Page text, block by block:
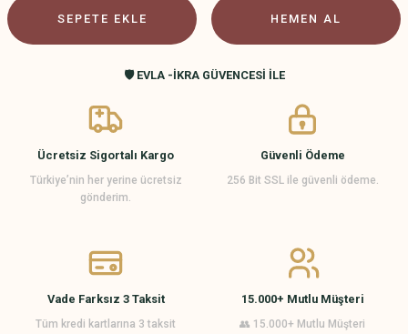
SEPETE EKLE HEMEN AL
🛡️ EVLA -İKRA GÜVENCESİ İLE
Ücretsiz Sigortalı Kargo
Türkiye’nin her yerine ücretsiz
gönderim.
Güvenli Ödeme
256 Bit SSL ile güvenli ödeme.
Vade Farksız 3 Taksit
Tüm kredi kartlarına 3 taksit
15.000+ Mutlu Müşteri
👥 15.000+ Mutlu Müşteri